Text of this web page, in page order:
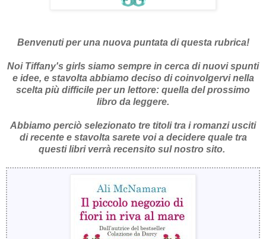
Benvenuti per una nuova puntata di questa rubrica!
Noi Tiffany's girls siamo sempre in cerca di nuovi spunti
e idee, e stavolta abbiamo deciso di coinvolgervi nella
scelta più difficile per un lettore: quella del prossimo
libro da leggere.
Abbiamo perciò selezionato tre titoli tra i romanzi usciti
di recente e stavolta sarete voi a decidere quale tra
questi libri verrà recensito sul nostro sito.